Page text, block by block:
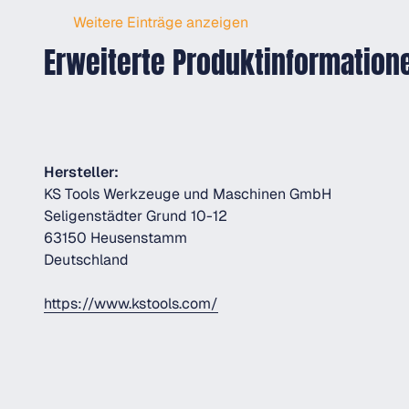
Weitere Einträge anzeigen
Erweiterte
Hersteller:
KS Tools Werkzeuge und Maschinen GmbH
Seligenstädter Grund 10-12
63150 Heusenstamm
Deutschland
https://www.kstools.com/